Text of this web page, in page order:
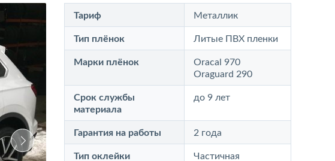
Тариф Металлик
Тип плёнок Литые ПВХ пленки
Марки плёнок
Oracal 970
Oraguard 290
Срок службы
материала
до 9 лет
Гарантия на работы 2 года
Тип оклейки Частичная